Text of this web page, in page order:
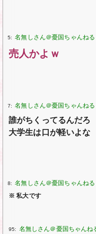
5:
売人かよｗ
7:
誰がちくってるんだろ
大学生は口が軽いよな
8:
※ 私大です
95: